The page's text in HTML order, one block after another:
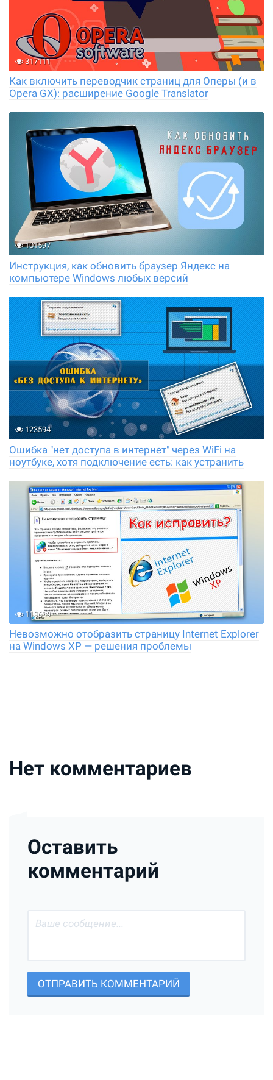
317111
Как включить переводчик страниц для Оперы (и в
Opera GX): расширение Google Translator
101597
Инструкция, как обновить браузер Яндекс на
компьютере Windows любых версий
123594
Ошибка "нет доступа в интернет" через WiFi на
ноутбуке, хотя подключение есть: как устранить
110639
Невозможно отобразить страницу Internet Explorer
на Windows XP — решения проблемы
Нет комментариев
Оставить
комментарий
ОТПРАВИТЬ КОММЕНТАРИЙ